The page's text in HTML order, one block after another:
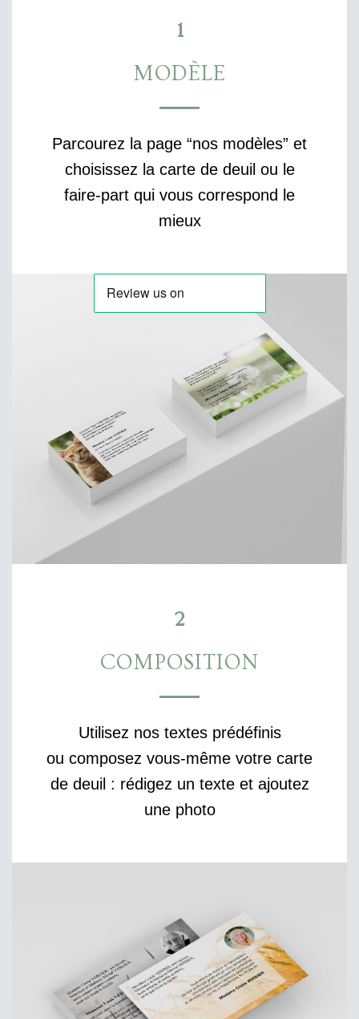
1
MODÈLE
Parcourez la page “nos modèles” et
choisissez la carte de deuil ou le
faire-part qui vous correspond le
mieux
2
COMPOSITION
Utilisez nos textes prédéfinis
ou composez vous-même votre carte
de deuil : rédigez un texte et ajoutez
une photo